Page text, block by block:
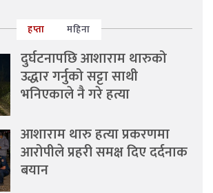
हप्ता महिना
दुर्घटनापछि आशाराम थारुको
उद्धार गर्नुको सट्टा साथी
भनिएकाले नै गरे हत्या
आशाराम थारु हत्या प्रकरणमा
आरोपीले प्रहरी समक्ष दिए दर्दनाक
बयान